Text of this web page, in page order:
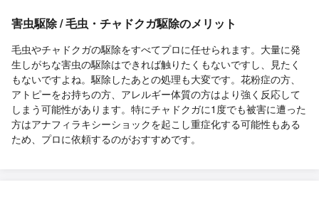
害虫駆除 / 毛虫・チャドクガ駆除のメリット
毛虫やチャドクガの駆除をすべてプロに任せられます。大量に発
生しがちな害虫の駆除はできれば触りたくもないですし、見たく
もないですよね。駆除したあとの処理も大変です。花粉症の方、
アトピーをお持ちの方、アレルギー体質の方はより強く反応して
しまう可能性があります。特にチャドクガに1度でも被害に遭った
方はアナフィラキシーショックを起こし重症化する可能性もある
ため、プロに依頼するのがおすすめです。